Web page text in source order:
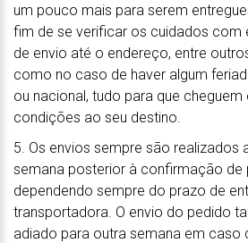
um pouco mais para serem
fim de se verificar os cuidados com
de envio até o endereço, entre
como no caso de haver algum
ou nacional, tudo para que cheguem
condições ao seu destino.
5. Os envios sempre são realizados
semana posterior à confirmação de
dependendo sempre do prazo de
transportadora. O envio do pedido
adiado para outra semana em caso